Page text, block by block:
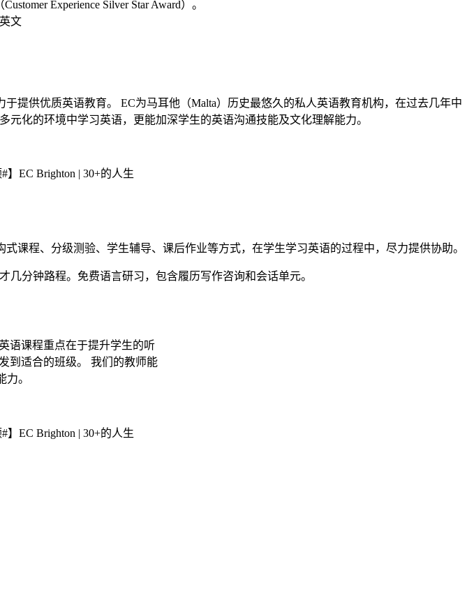
Experience Silver Star Award）。
文
于提供优质英语教育。 EC为马耳他（Malta）历史最悠久的私人英语教育机构，在过去几年中
化的环境中学习英语，更能加深学生的英语沟通技能及文化理解能力。
课程、分级测验、学生辅导、课后作业等方式，在学生学习英语的过程中，尽力提供协助。
分钟路程。免费语言研习，包含履历写作咨询和会话单元。
语课程重点在于提升学生的听
到适合的班级。 我们的教师能
。